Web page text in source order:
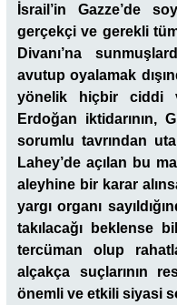
İsrail’in Gazze’de
gerçekçi ve gerekli
Divanı’na
avutup oyalamak
yönelik hiçbir ciddi
Erdoğan iktidarının,
sorumlu tavrından
Lahey’de açılan bu
aleyhine bir karar
yargı organı
takılacağı beklense
tercüman olup
alçakça suçlarının
önemli ve etkili siyasi